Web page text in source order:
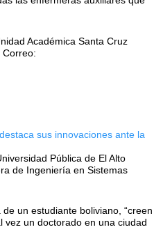
Académica Santa Cruz
Correo:
sus innovaciones ante la
Pública de El Alto
de Ingeniería en Sistemas
un estudiante boliviano, “creen
un doctorado en una ciudad